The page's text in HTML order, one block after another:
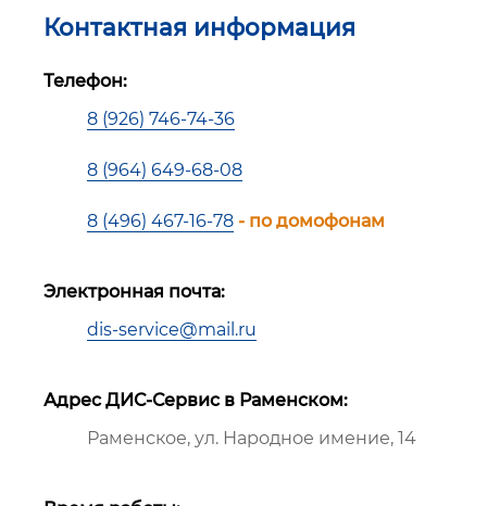
Контактная информация
Телефон:
8 (926) 746-74-36
8 (964) 649-68-08
8 (496) 467-16-78 - по домофонам
Электронная почта:
dis-service@mail.ru
Адрес ДИС-Сервис в Раменском:
Раменское, ул. Народное имение, 14